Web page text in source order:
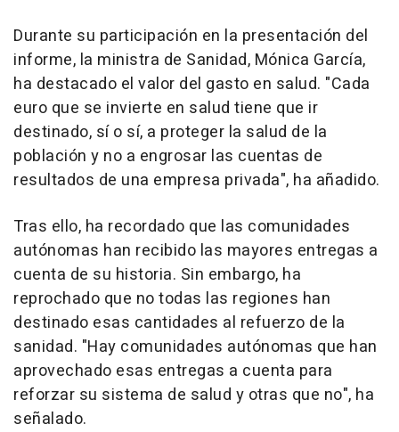
Durante su participación en la presentación del
informe, la ministra de Sanidad, Mónica García,
ha destacado el valor del gasto en salud. "Cada
euro que se invierte en salud tiene que ir
destinado, sí o sí, a proteger la salud de la
población y no a engrosar las cuentas de
resultados de una empresa privada", ha añadido.
Tras ello, ha recordado que las comunidades
autónomas han recibido las mayores entregas a
cuenta de su historia. Sin embargo, ha
reprochado que no todas las regiones han
destinado esas cantidades al refuerzo de la
sanidad. "Hay comunidades autónomas que han
aprovechado esas entregas a cuenta para
reforzar su sistema de salud y otras que no", ha
señalado.